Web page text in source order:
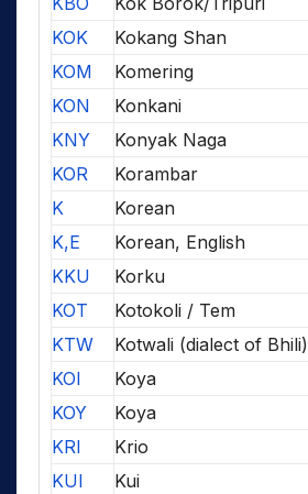
KOK
Kokang Shan
KOM
Komering
KON
Konkani
KNY
Konyak Naga
KOR
Korambar
K
Korean
K,E
Korean, English
KKU
Korku
KOT
Kotokoli / Tem
KTW
Kotwali (dialect of Bhili)
KOI
Koya
KOY
Koya
KRI
Krio
KUI
Kui